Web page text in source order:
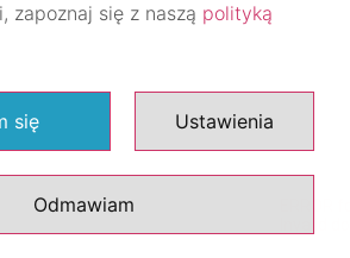
zapoznaj się z naszą polityką
się Ustawienia
Odmawiam